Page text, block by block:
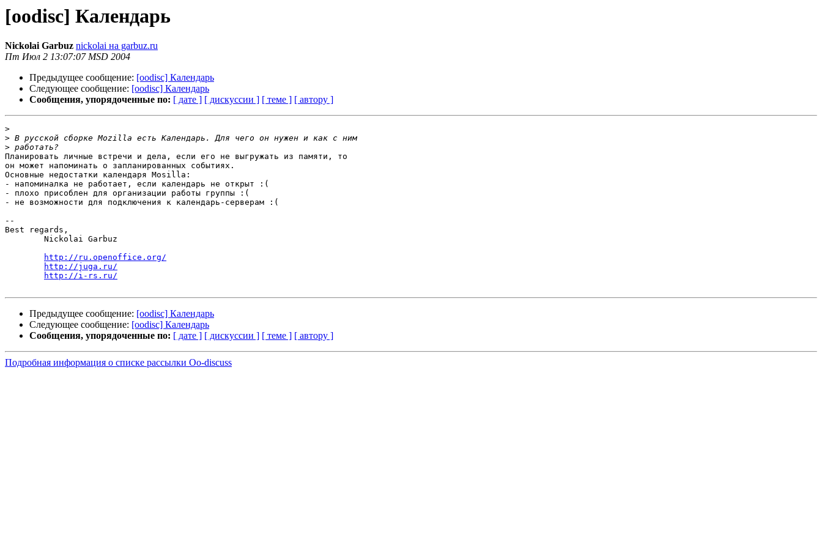
[oodisc] Календарь
Nickolai Garbuz nickolai на garbuz.ru
Пт Июл 2 13:07:07 MSD 2004
Предыдущее сообщение: [oodisc] Календарь
Следующее сообщение: [oodisc] Календарь
Сообщения, упорядоченные по: [ дате ] [ дискуссии ] [ теме ] [ автору ]
>
>
>
Планировать личные встречи и дела, если его не выгружать из памяти, то
он может напоминать о запланированных событиях.
Основные недостатки календаря Mosilla:
- напоминалка не работает, если календарь не открыт :(
- плохо присоблен для организации работы группы :(
- не возможности для подключения к календарь-серверам :(
--
Best regards,
http://ru.openoffice.org/
http://juga.ru/
http://i-rs.ru/
Предыдущее сообщение: [oodisc] Календарь
Следующее сообщение: [oodisc] Календарь
Сообщения, упорядоченные по: [ дате ] [ дискуссии ] [ теме ] [ автору ]
Подробная информация о списке рассылки Oo-discuss